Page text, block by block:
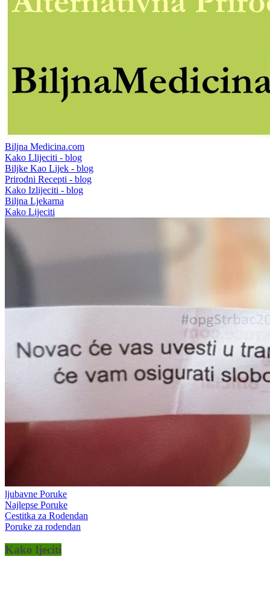
Biljna Medicina.com
Kako Llijeciti - blog
Biljke Kao Lijek - blog
Prirodni Recepti - blog
Kako Izlijeciti - blog
Biljna Ljekarna
Kako Lijeciti
ljubavne Poruke
Najlepse Poruke
Cestitka za Rodendan
Poruke za rodendan
Kako ljeciti